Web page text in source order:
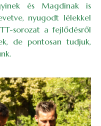
és Magdinak is
nyugodt lélekkel
sorozat a fejlődésről
de pontosan tudjuk,